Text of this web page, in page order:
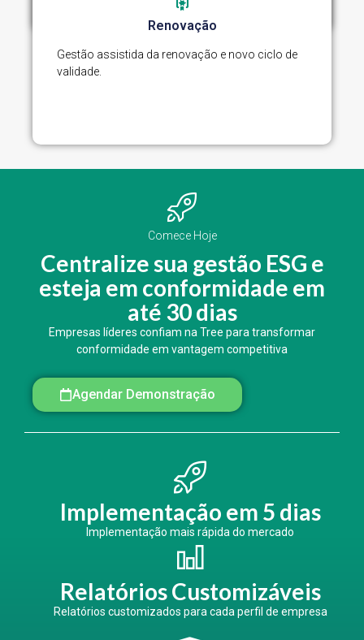
Renovação
Gestão assistida da renovação e novo ciclo de
validade.
Comece Hoje
Centralize sua gestão ESG e
esteja em conformidade em
até 30 dias
Empresas líderes confiam na Tree para transformar
conformidade em vantagem competitiva
Agendar Demonstração
Implementação em 5 dias
Implementação mais rápida do mercado
Relatórios Customizáveis
Relatórios customizados para cada perfil de empresa